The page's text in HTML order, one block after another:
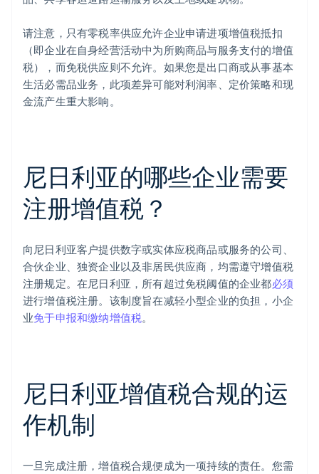
请注意，只有零税率供应允许企业申请进项增值税抵扣
（即企业在自身经营活动中为所购商品与服务支付的增值
税），而免税供应则不允许。如果您是出口商或从事基本
生活必需品业务，此项差异可能对利润率、定价策略和现
金流产生重大影响。
尼日利亚的哪些企业需要
注册增值税？
向尼日利亚客户提供数字或实体应税商品或服务的公司、
合伙企业、独资企业以及非居民供应商，均需遵守增值税
注册规定。在尼日利亚，所有超过免税阈值的企业都必须
进行增值税注册。该制度旨在减轻小型企业的负担，小企
业免于申报和缴纳增值税。
尼日利亚增值税合规的运
作机制
一旦完成注册，增值税合规便成为一项持续的责任。您需